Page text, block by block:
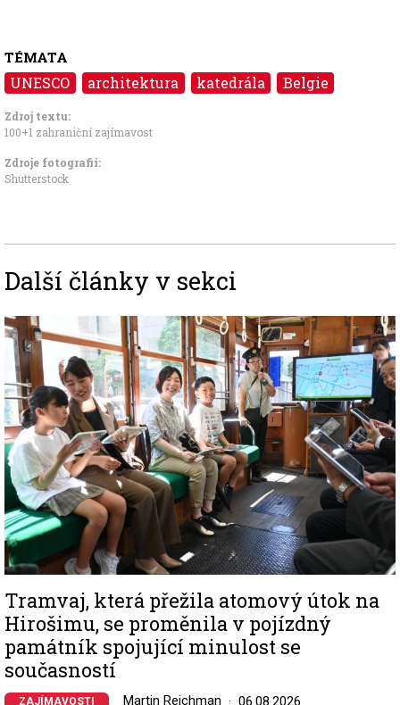
TÉMATA
UNESCO architektura katedrála Belgie
Zdroj textu:
100+1 zahraniční zajímavost
Zdroje fotografii:
Shutterstock
Další články v sekci
Image
Tramvaj, která přežila atomový útok na
Hirošimu, se proměnila v pojízdný
památník spojující minulost se
současností
ZAJÍMAVOSTI Martin Reichman 06.08.2026